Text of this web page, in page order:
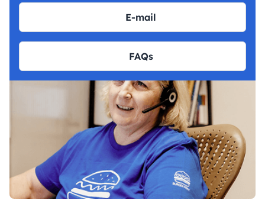
E-mail
FAQs